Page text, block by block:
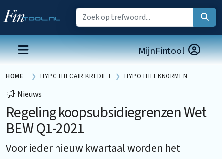
MijnFintool
HOME HYPOTHECAIR KREDIET HYPOTHEEKNORMEN
Nieuws
Regeling koopsubsidiegrenzen Wet
BEW Q1-2021
Voor ieder nieuw kwartaal worden het